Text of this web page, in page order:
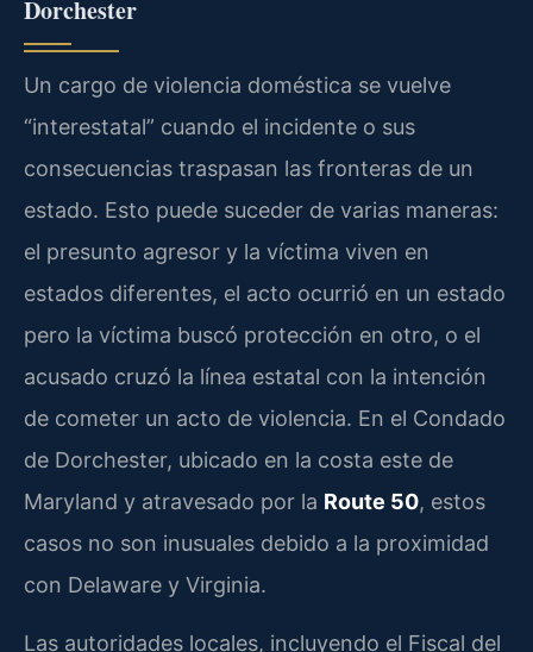
Dorchester
Un cargo de violencia doméstica se vuelve
“interestatal” cuando el incidente o sus
consecuencias traspasan las fronteras de un
estado. Esto puede suceder de varias maneras:
el presunto agresor y la víctima viven en
estados diferentes, el acto ocurrió en un estado
pero la víctima buscó protección en otro, o el
acusado cruzó la línea estatal con la intención
de cometer un acto de violencia. En el Condado
de Dorchester, ubicado en la costa este de
Maryland y atravesado por la Route 50, estos
casos no son inusuales debido a la proximidad
con Delaware y Virginia.
Las autoridades locales, incluyendo el Fiscal del